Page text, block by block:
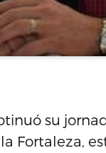
su
Fortaleza,